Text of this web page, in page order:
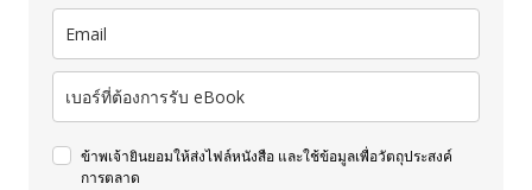
ข้าพเจ้ายินยอมให้ส่งไฟล์หนังสือ และใช้ข้อมูลเพื่อวัตถุประสงค์
การตลาด